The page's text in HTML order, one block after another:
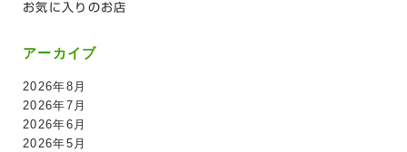
お気に入りのお店
アーカイブ
2026年8月
2026年7月
2026年6月
2026年5月